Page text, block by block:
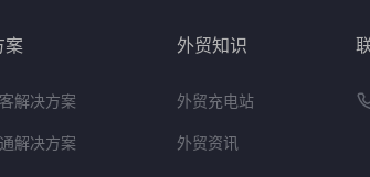
案
解决方案
解决方案
外贸知识
外贸充电站
外贸资讯